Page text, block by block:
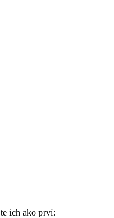
ich ako prví: